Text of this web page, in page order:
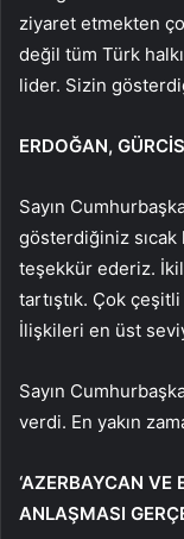
ziyaret etmekten
değil tüm Türk
lider. Sizin
ERDOĞAN,
Sayın
gösterdiğiniz
teşekkür ederiz.
tartıştık. Çok
İlişkileri en üst
Sayın
verdi. En yakın
‘AZERBAYCAN VE
ANLAŞMASI